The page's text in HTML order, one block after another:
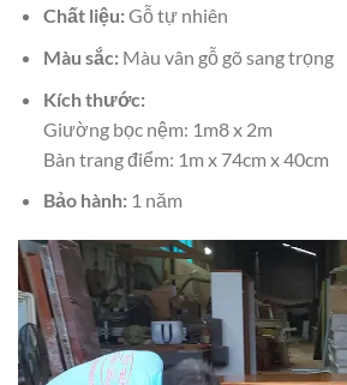
Chất liệu:Gỗ tự nhiên
Màu sắc:Màu vân gỗ gõ sang trọng
Kích thước:
Giường bọc nệm: 1m8 x 2m
Bàn trang điểm: 1m x 74cm x 40cm
Bảo hành:1 năm